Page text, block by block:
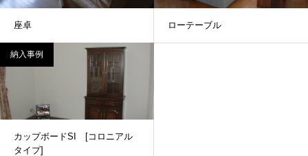
座卓 ローテーブル
納入事例
カップボードSI [コロニアル
タイプ]